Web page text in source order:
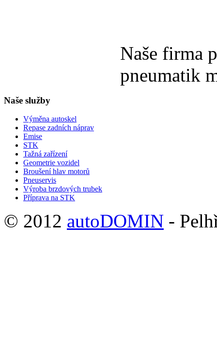
Naše firma
pneumatik
Naše služby
Výměna autoskel
Repase zadních náprav
Emise
STK
Tažná zařízení
Geometrie vozidel
Broušení hlav motorů
Pneuservis
Výroba brzdových trubek
Příprava na STK
© 2012 autoDOMIN -